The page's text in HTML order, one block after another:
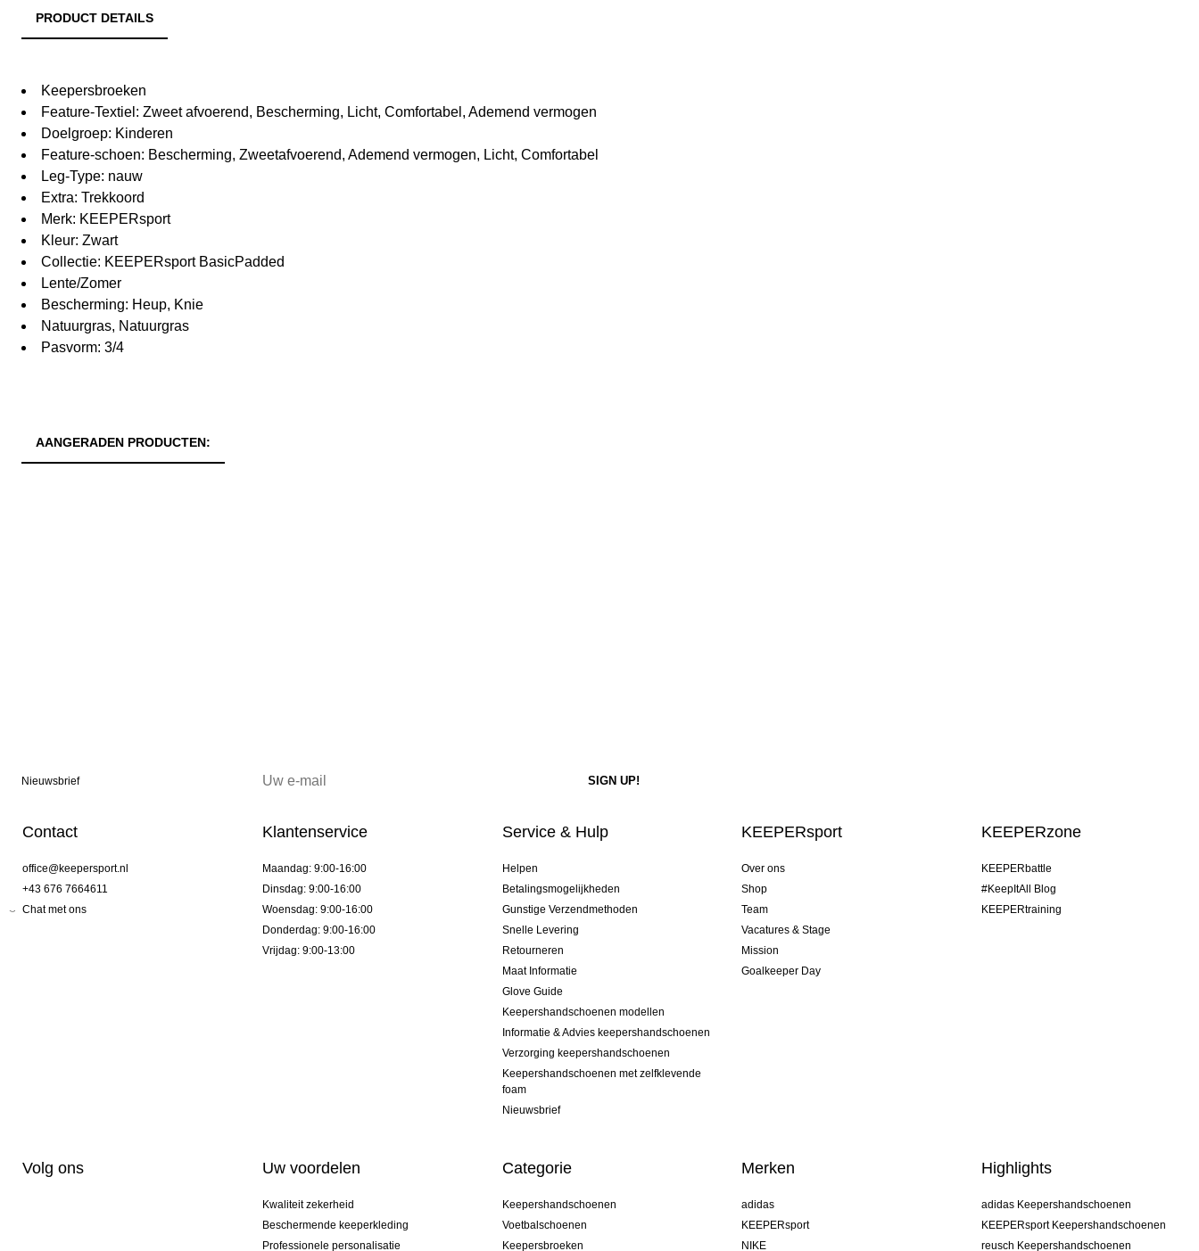
PRODUCT DETAILS
Keepersbroeken
Feature-Textiel: Zweet afvoerend, Bescherming, Licht, Comfortabel, Ademend vermogen
Doelgroep: Kinderen
Feature-schoen: Bescherming, Zweetafvoerend, Ademend vermogen, Licht, Comfortabel
Leg-Type: nauw
Extra: Trekkoord
Merk: KEEPERsport
Kleur: Zwart
Collectie: KEEPERsport BasicPadded
Lente/Zomer
Bescherming: Heup, Knie
Natuurgras, Natuurgras
Pasvorm: 3/4
AANGERADEN PRODUCTEN:
Nieuwsbrief
Contact
office@keepersport.nl
+43 676 7664611
Chat met ons
Klantenservice
Maandag: 9:00-16:00
Dinsdag: 9:00-16:00
Woensdag: 9:00-16:00
Donderdag: 9:00-16:00
Vrijdag: 9:00-13:00
Service & Hulp
Helpen
Betalingsmogelijkheden
Gunstige Verzendmethoden
Snelle Levering
Retourneren
Maat Informatie
Glove Guide
Keepershandschoenen modellen
Informatie & Advies keepershandschoenen
Verzorging keepershandschoenen
Keepershandschoenen met zelfklevende
foam
Nieuwsbrief
KEEPERsport
Over ons
Shop
Team
Vacatures & Stage
Mission
Goalkeeper Day
KEEPERzone
KEEPERbattle
#KeepItAll Blog
KEEPERtraining
Volg ons Uw voordelen
Kwaliteit zekerheid
Beschermende keeperkleding
Professionele personalisatie
Categorie
Keepershandschoenen
Voetbalschoenen
Keepersbroeken
Merken
adidas
KEEPERsport
NIKE
Highlights
adidas Keepershandschoenen
KEEPERsport Keepershandschoenen
reusch Keepershandschoenen